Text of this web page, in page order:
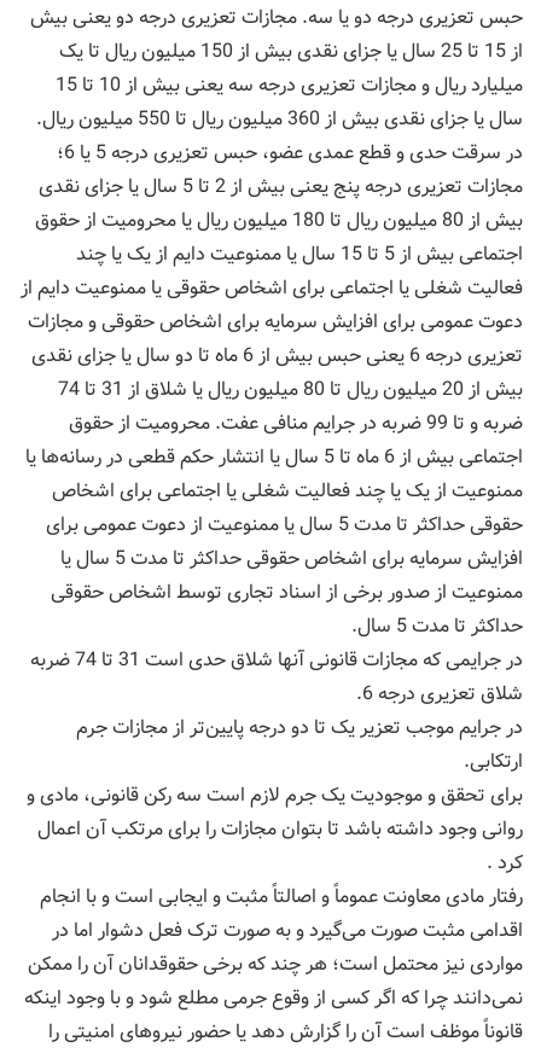
حبس تعزیری درجه دو یا سه. مجازات تعزیری درجه دو یعنی بیش
از 15 تا 25 سال یا جزای نقدی بیش از 150 میلیون ریال تا یک
میلیارد ریال و مجازات تعزیری درجه سه یعنی بیش از 10 تا 15
سال یا جزای نقدی بیش از 360 میلیون ریال تا 550 میلیون ریال.
در سرقت حدی و قطع عمدی عضو، حبس تعزیری درجه 5 یا 6؛
مجازات تعزیری درجه پنج یعنی بیش از 2 تا 5 سال یا جزای نقدی
بیش از 80 میلیون ریال تا 180 میلیون ریال یا محرومیت از حقوق
اجتماعی بیش از 5 تا 15 سال یا ممنوعیت دایم از یک یا چند
فعالیت شغلی یا اجتماعی برای اشخاص حقوقی یا ممنوعیت دایم از
دعوت عمومی برای افزایش سرمایه برای اشخاص حقوقی و مجازات
تعزیری درجه 6 یعنی حبس بیش از 6 ماه تا دو سال یا جزای نقدی
بیش از 20 میلیون ريال تا 80 میلیون ريال یا شلاق از 31 تا 74
ضربه و تا 99 ضربه در جرایم منافی عفت. محرومیت از حقوق
اجتماعی بیش از 6 ماه تا 5 سال یا انتشار حکم قطعی در رسانه‌ها یا
ممنوعیت از یک یا چند فعالیت شغلی یا اجتماعی برای اشخاص
حقوقی حداکثر تا مدت 5 سال یا ممنوعیت از دعوت عمومی برای
افزایش سرمایه برای اشخاص حقوقی حداکثر تا مدت 5 سال یا
ممنوعیت از صدور برخی از اسناد تجاری توسط اشخاص حقوقی
حداکثر تا مدت 5 سال.
در جرایمی که مجازات قانونی آنها شلاق حدی است 31 تا 74 ضربه
شلاق تعزیری درجه 6.
در جرایم موجب تعزیر یک تا دو درجه پایین‌تر از مجازات جرم
ارتکابی.
برای تحقق و موجودیت یک جرم لازم است سه رکن قانونی، مادی و
روانی وجود داشته باشد تا بتوان مجازات را برای مرتکب آن اعمال
کرد .
رفتار مادی معاونت عموماً و اصالتاً مثبت و ایجابی است و با انجام
اقدامی مثبت صورت می‌گیرد و به صورت ترک فعل دشوار اما در
مواردی نیز محتمل است؛ هر چند که برخی حقوقدانان آن را ممکن
نمی‌دانند چرا که اگر کسی از وقوع جرمی مطلع شود و با وجود اینکه
قانوناً موظف است آن را گزارش دهد یا حضور نیروهای امنیتی را